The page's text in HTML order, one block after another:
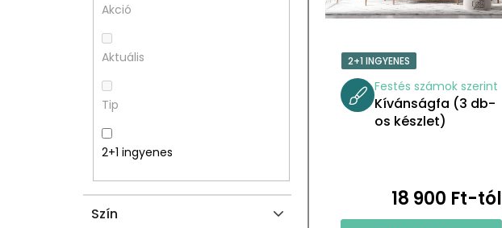
Akció
Aktuális
Tip
2+1 ingyenes
Szín
K
2+1 INGYENES
Festés számok szerint
Kívánságfa (3 db-
os készlet)
18 900 Ft-tól